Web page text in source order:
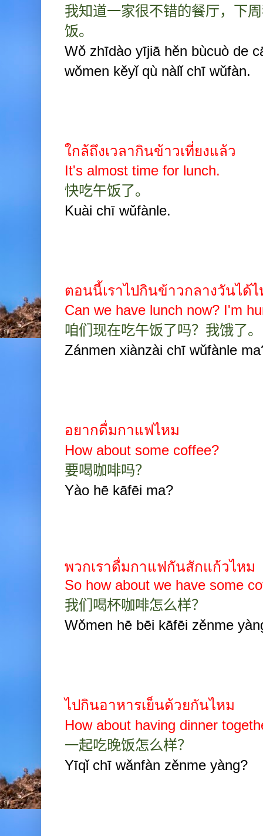
我知道一家很不错的餐厅，下
饭。
Wǒ zhīdào yījiā hěn bùcuò de
wǒmen kěyǐ qù nàlǐ chī wǔfàn.
ใกล้ถึงเวลากินข้าวเที่ยงแล้ว
It's almost time for lunch.
快吃午饭了。
Kuài chī wǔfànle.
ตอนนี้เราไปกินข้าวกลางวันได้
Can we have lunch now? I'm
咱们现在吃午饭了吗？我饿了。
Zánmen xiànzài chī wǔfànle
อยากดื่มกาแฟไหม
How about some coffee?
要喝咖啡吗？
Yào hē kāfēi ma?
พวกเราดื่มกาแฟกันสักแก้วไหม
So how about we have some
我们喝杯咖啡怎么样？
Wǒmen hē bēi kāfēi zěnme
ไปกินอาหารเย็นด้วยกันไหม
How about having dinner
一起吃晚饭怎么样？
Yīqǐ chī wǎnfàn zěnme yàng?